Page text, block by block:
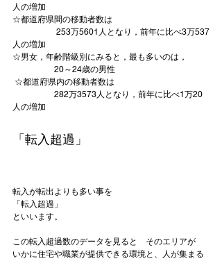
人の増加
☆都道府県間の移動者数は
253万5601人となり，前年に比べ3万537
人の増加
☆男女，年齢階級別にみると，最も多いのは，
20～24歳の男性
☆都道府県内の移動者数は
282万3573人となり，前年に比べ1万20
人の増加
「転入超過」
転入が転出よりも多い事を
「転入超過」
といいます。
この転入超過数のデータを見ると　そのエリアが
いかに住宅や職業が提供できる環境と、人が集まる